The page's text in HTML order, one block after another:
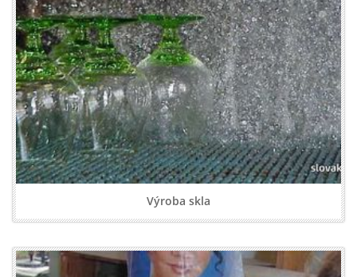
Výroba skla